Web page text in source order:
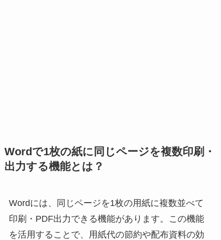
Wordで1枚の紙に同じページを複数印刷・
出力する機能とは？
Wordには、同じページを1枚の用紙に複数並べて
印刷・PDF出力できる機能があります。この機能
を活用することで、用紙代の節約や配布資料の効